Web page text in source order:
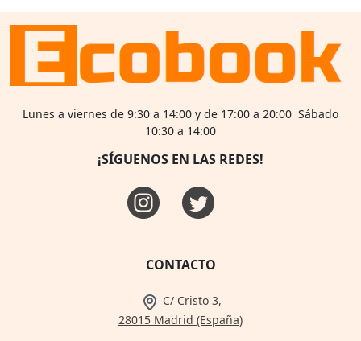
Lunes a viernes de 9:30 a 14:00 y de 17:00 a 20:00 Sábado
10:30 a 14:00
¡SÍGUENOS EN LAS REDES!
CONTACTO
C/ Cristo 3,
28015 Madrid (España)